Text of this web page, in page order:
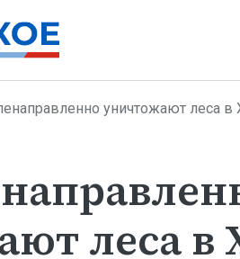
уничтожают леса в
леса в